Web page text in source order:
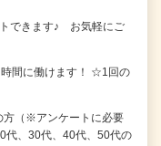
できます♪ お気軽にご
間に働けます！ ☆1回の
（※アンケートに必要
、30代、40代、50代の